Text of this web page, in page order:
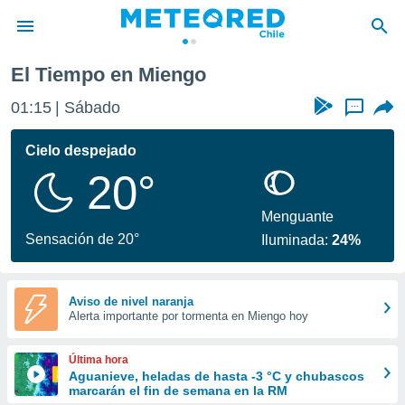
de
por
se
calidad.
a este
las
y
forma
digital
basada
El Tiempo en Miengo
01:15 Sábado ...
Cielo despejado
20°
Sensación de 20°
Menguante
Iluminada:24%
Aviso de nivel naranja
Alerta importante por tormenta en Miengo hoy
Última hora
Aguanieve, heladas de hasta -3 °C y chubascos
marcarán el fin de semana en la RM